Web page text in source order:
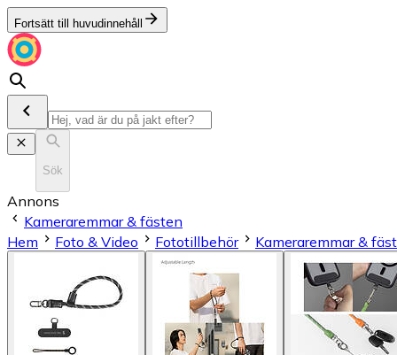
Fortsätt till huvudinnehåll
Sök
Annons
Kameraremmar & fästen
Hem
Foto & Video Fototillbehör Kameraremmar &